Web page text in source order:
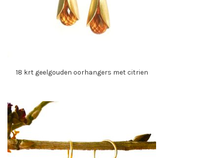
18 krt geelgouden oorhangers met citrien